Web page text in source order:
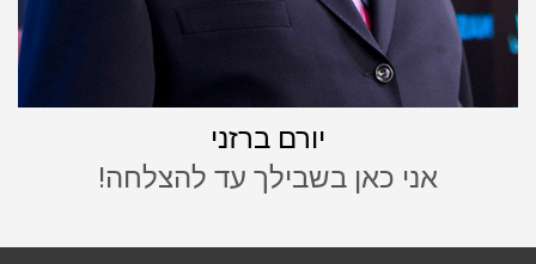
יורם ברזני
אני כאן בשבילך עד להצלחה!